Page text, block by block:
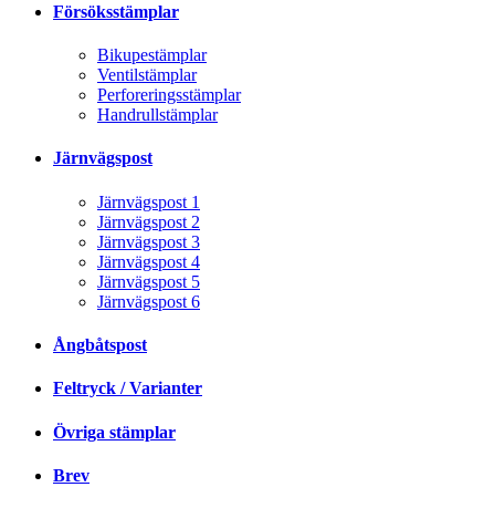
Försöksstämplar
Bikupestämplar
Ventilstämplar
Perforeringsstämplar
Handrullstämplar
Järnvägspost
Järnvägspost 1
Järnvägspost 2
Järnvägspost 3
Järnvägspost 4
Järnvägspost 5
Järnvägspost 6
Ångbåtspost
Feltryck / Varianter
Övriga stämplar
Brev